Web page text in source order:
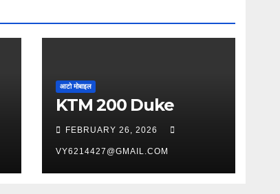
आटो मोबाइल
KTM 200 Duke
FEBRUARY 26, 2026
VY6214427@GMAIL.COM